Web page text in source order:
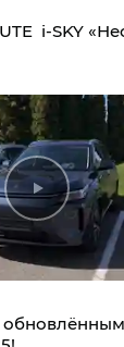
i‑SKY
обновлённым